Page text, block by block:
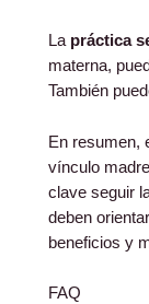
La práctica
materna,
También
En resumen,
vínculo
clave seguir
deben
beneficios y
FAQ